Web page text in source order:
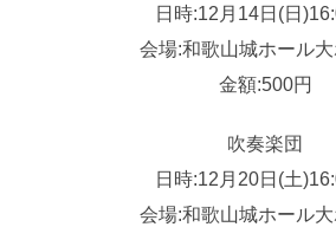
日時:12月14日(日
会場:和歌山城ホール
金額:500円
吹奏楽団
日時:12月20日(土
会場:和歌山城ホール